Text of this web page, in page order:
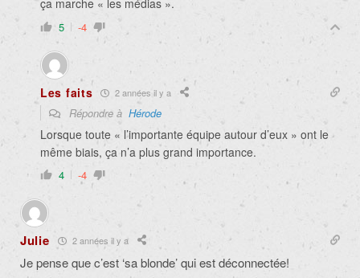
ça marche « les médias ».
5 -4
Les faits 2 années il y a
Répondre à Hérode
Lorsque toute « l’importante équipe autour d’eux » ont le
même biais, ça n’a plus grand importance.
4 -4
Julie 2 années il y a
Je pense que c’est ‘sa blonde’ qui est déconnectée!